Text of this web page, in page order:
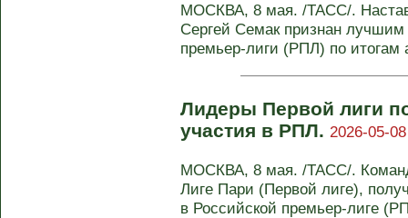
МОСКВА, 8 мая. /ТАСС/.
Сергей Семак признан
премьер-лиги (РПЛ) по итогам
Лидеры Первой лиги
участия в РПЛ. 2026-05-
МОСКВА, 8 мая. /ТАСС/.
Лиге Пари (Первой лиге),
в Российской премьер-лиге